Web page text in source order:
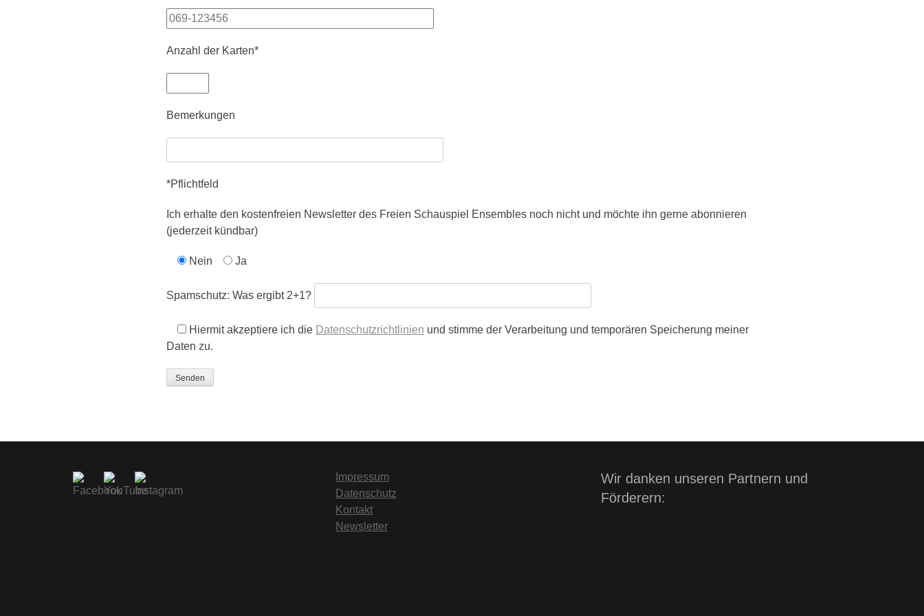
Anzahl der Karten*
Bemerkungen
*Pflichtfeld
Ich erhalte den kostenfreien Newsletter des Freien Schauspiel Ensembles noch nicht und möchte ihn gerne abonnieren
(jederzeit kündbar)
Nein Ja
Spamschutz: Was ergibt 2+1?
Hiermit akzeptiere ich die Datenschutzrichtlinien und stimme der Verarbeitung und temporären Speicherung meiner
Daten zu.
Impressum
Datenschutz
Kontakt
Newsletter
Wir danken unseren Partnern und
Förderern: